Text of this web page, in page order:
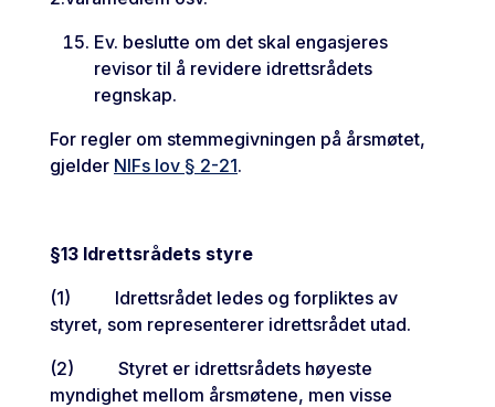
Ev. beslutte om det skal engasjeres
revisor til å revidere idrettsrådets
regnskap.
For regler om stemmegivningen på årsmøtet,
gjelder NIFs lov § 2-21.
§13 Idrettsrådets styre
(1) Idrettsrådet ledes og forpliktes av
styret, som representerer idrettsrådet utad.
(2) Styret er idrettsrådets høyeste
myndighet mellom årsmøtene, men visse